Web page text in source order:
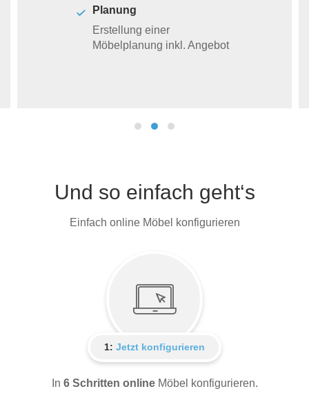
Planung
Erstellung einer
Möbelplanung inkl. Angebot
Und so einfach geht‘s
Einfach online Möbel konfigurieren
1: Jetzt konfigurieren
In 6 Schritten online Möbel konfigurieren.